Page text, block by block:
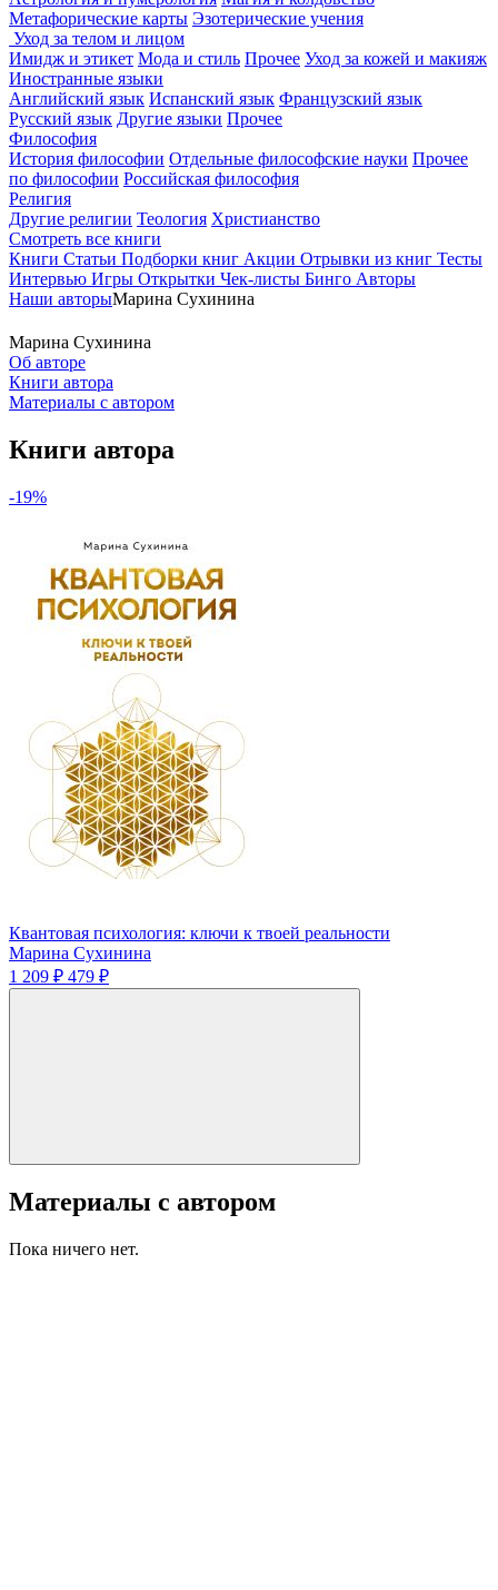
Метафорические карты Эзотерические учения
Уход за телом и лицом
Имидж и этикет Мода и стиль Прочее Уход за кожей и макияж
Иностранные языки
Английский язык Испанский язык Французский язык
Русский язык Другие языки Прочее
Философия
История философии Отдельные философские науки Прочее
по философии Российская философия
Религия
Другие религии Теология Христианство
Смотреть все книги
Книги Статьи Подборки книг Акции Отрывки из книг Тесты
Интервью Игры Открытки Чек-листы Бинго Авторы
Наши авторыМарина Сухинина
Марина Сухинина
Об авторе
Книги автора
Материалы с автором
Книги автора
-19%
Квантовая психология: ключи к твоей реальности
Марина Сухинина
1 209 ₽ 479 ₽
Материалы с автором
Пока ничего нет.